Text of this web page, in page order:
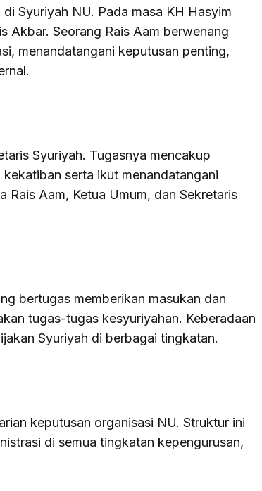
Syuriyah NU. Pada masa KH Hasyim
Akbar. Seorang Rais Aam berwenang
menandatangani keputusan penting,
Syuriyah. Tugasnya mencakup
serta ikut menandatangani
Aam, Ketua Umum, dan Sekretaris
bertugas memberikan masukan dan
tugas-tugas kesyuriyahan. Keberadaan
Syuriyah di berbagai tingkatan.
keputusan organisasi NU. Struktur ini
di semua tingkatan kepengurusan,